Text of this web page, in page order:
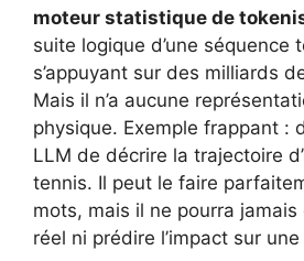
moteur statistique de
suite logique d’une séquence
s’appuyant sur des milliards
Mais il n’a aucune
physique. Exemple frappant :
LLM de décrire la trajectoire
tennis. Il peut le faire
mots, mais il ne pourra jamais
réel ni prédire l’impact sur